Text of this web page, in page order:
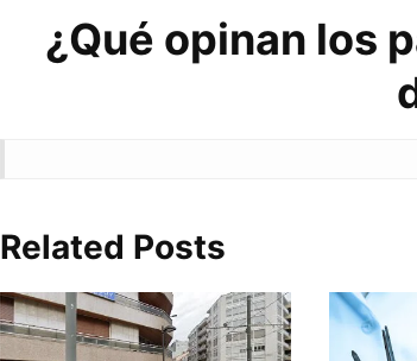
¿Qué opinan los
Related Posts